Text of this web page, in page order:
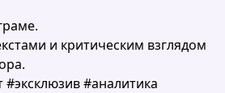
и критическим взглядом
#эксклюзив #аналитика